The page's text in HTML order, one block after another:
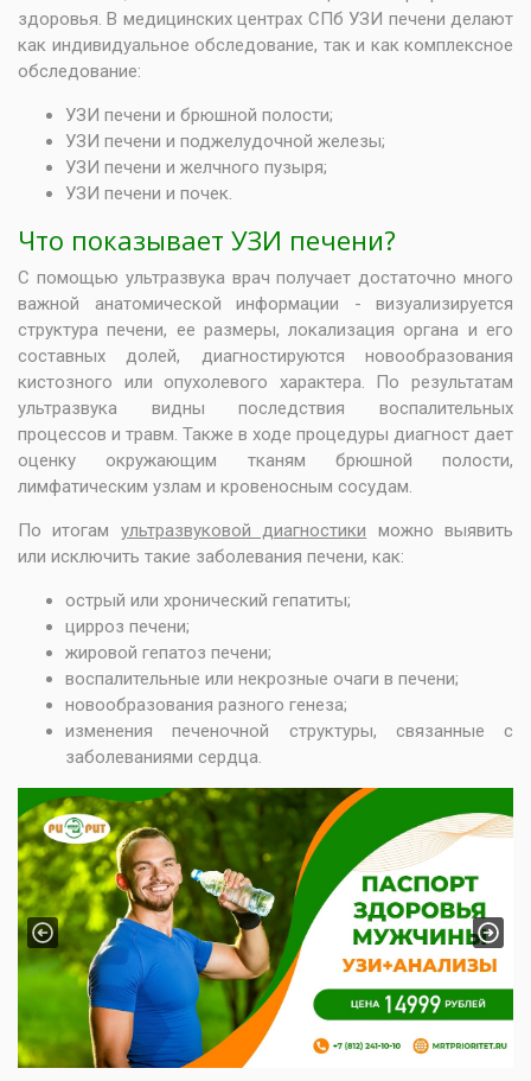
здоровья. В медицинских центрах СПб УЗИ печени делают
как индивидуальное обследование, так и как комплексное
обследование:
УЗИ печени и брюшной полости;
УЗИ печени и поджелудочной железы;
УЗИ печени и желчного пузыря;
УЗИ печени и почек.
Что показывает УЗИ печени?
С помощью ультразвука врач получает достаточно много
важной анатомической информации - визуализируется
структура печени, ее размеры, локализация органа и его
составных долей, диагностируются новообразования
кистозного или опухолевого характера. По результатам
ультразвука видны последствия воспалительных
процессов и травм. Также в ходе процедуры диагност дает
оценку окружающим тканям брюшной полости,
лимфатическим узлам и кровеносным сосудам.
По итогам ультразвуковой диагностики можно выявить
или исключить такие заболевания печени, как:
острый или хронический гепатиты;
цирроз печени;
жировой гепатоз печени;
воспалительные или некрозные очаги в печени;
новообразования разного генеза;
изменения печеночной структуры, связанные с
заболеваниями сердца.
Previous Next